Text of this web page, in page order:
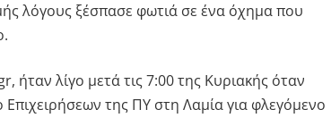
λόγους ξέσπασε φωτιά σε ένα όχημα που
λίγο μετά τις 7:00 της Κυριακής όταν
της ΠΥ στη Λαμία για φλεγόμενο